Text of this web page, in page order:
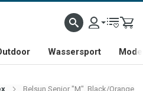
Wassersport
Belsun Senior "M", Black/Orange